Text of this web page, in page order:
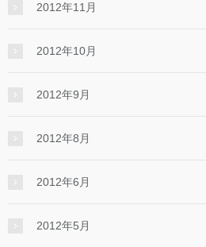
2012年11月
2012年10月
2012年9月
2012年8月
2012年6月
2012年5月